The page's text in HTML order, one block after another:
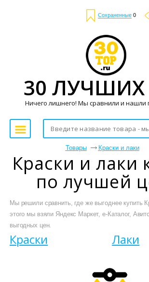
Сохраненные 0
Товары Краски и лаки
Краски и лаки
по лучшей
Мы решили сравнить, где же выгоднее купить
этого мы взяли Яндекс Маркет, е-Каталог,
выгодных цен.
Краски Лаки
30 ЛУЧШИХ
Ничего лишнего! Мы сравнили и нашли